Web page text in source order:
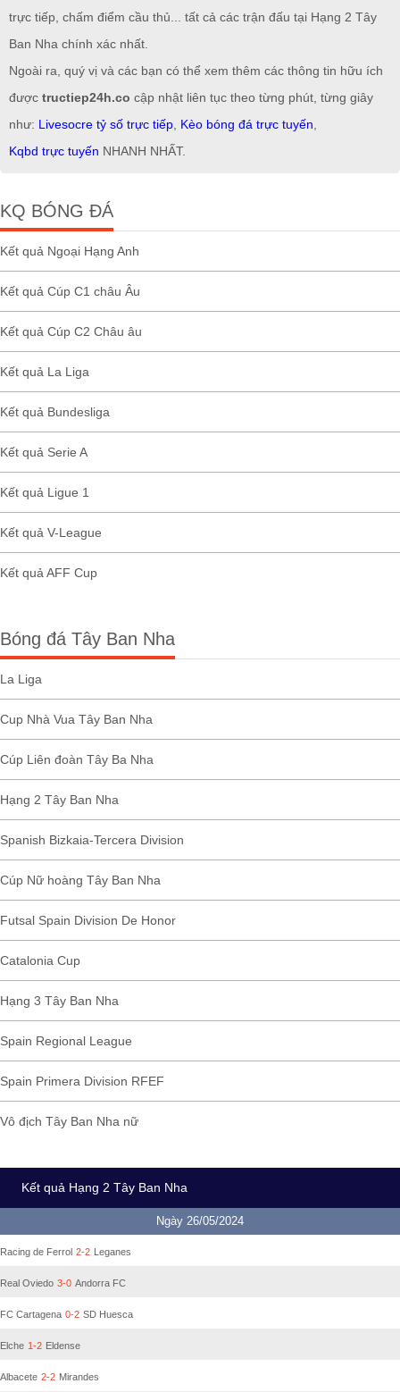
trực tiếp, chấm điểm cầu thủ... tất cả các trận đấu tại Hạng 2 Tây
Ban Nha chính xác nhất.
Ngoài ra, quý vị và các bạn có thể xem thêm các thông tin hữu ích
được tructiep24h.co cập nhật liên tục theo từng phút, từng giây
như: Livesocre tỷ số trực tiếp Kèo bóng đá trực tuyến
Kqbd trực tuyến NHANH NHẤT.
KQ BÓNG ĐÁ
Kết quả Ngoại Hạng Anh
Kết quả Cúp C1 châu Âu
Kết quả Cúp C2 Châu âu
Kết quả La Liga
Kết quả Bundesliga
Kết quả Serie A
Kết quả Ligue 1
Kết quả V-League
Kết quả AFF Cup
Bóng đá Tây Ban Nha
La Liga
Cup Nhà Vua Tây Ban Nha
Cúp Liên đoàn Tây Ba Nha
Hạng 2 Tây Ban Nha
Spanish Bizkaia-Tercera Division
Cúp Nữ hoàng Tây Ban Nha
Futsal Spain Division De Honor
Catalonia Cup
Hạng 3 Tây Ban Nha
Spain Regional League
Spain Primera Division RFEF
Vô địch Tây Ban Nha nữ
Kết quả Hạng 2 Tây Ban Nha
Ngày 26/05/2024
Racing de Ferrol 2-2 Leganes
Real Oviedo 3-0 Andorra FC
FC Cartagena 0-2 SD Huesca
Elche 1-2 Eldense
Albacete 2-2 Mirandes